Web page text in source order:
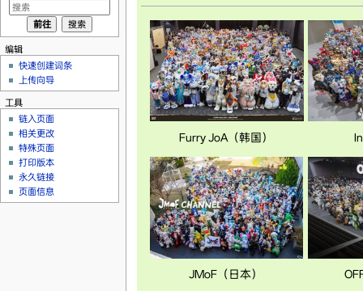
Furry JoA（韩国）
JMoF（日本）
编辑
快速创建词条
上传向导
工具
链入页面
相关更改
特殊页面
打印版本
永久链接
页面信息